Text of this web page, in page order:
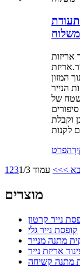
תעודת SGS למיחזור צינורות נייר קראפט
אריזות
המזון
הנייר
של
וקבלת
פרט
1 23 >
>> עמוד 1/3
מוצרים
נייר קרטון
קופסת נייר גלי
מתנה מנייר
אריזת נייר
מתנה קשיחה